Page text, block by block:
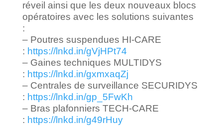
réveil ainsi que les deux nouveaux blocs
opératoires avec les solutions suivantes
:
– Poutres suspendues HI-CARE
: https://lnkd.in/gVjHPt74
– Gaines techniques MULTIDYS
: https://lnkd.in/gxmxaqZj
– Centrales de surveillance SECURIDYS
: https://lnkd.in/gp_5FwKh
– Bras plafonniers TECH-CARE
: https://lnkd.in/g49rHuy